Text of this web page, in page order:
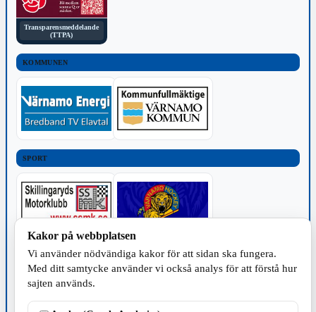
Transparensmeddelande
(TTPA)
KOMMUNEN
SPORT
TILLVERKNING
Kakor på webbplatsen
Vi använder nödvändiga kakor för att sidan ska fungera.
Med ditt samtycke använder vi också analys för att förstå hur
sajten används.